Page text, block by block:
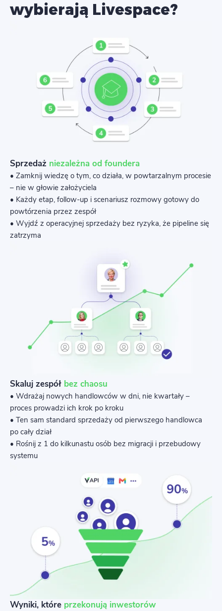
wybierają Livespace?
Sprzedaż niezależna od foundera
• Zamknij wiedzę o tym, co działa, w powtarzalnym procesie
– nie w głowie założyciela
• Każdy etap, follow-up i scenariusz rozmowy gotowy do
powtórzenia przez zespół
• Wyjdź z operacyjnej sprzedaży bez ryzyka, że pipeline się
zatrzyma
Skaluj zespół bez chaosu
• Wdrażaj nowych handlowców w dni, nie kwartały –
proces prowadzi ich krok po kroku
• Ten sam standard sprzedaży od pierwszego handlowca
po cały dział
• Rośnij z 1 do kilkunastu osób bez migracji i przebudowy
systemu
Wyniki, które przekonują inwestorów